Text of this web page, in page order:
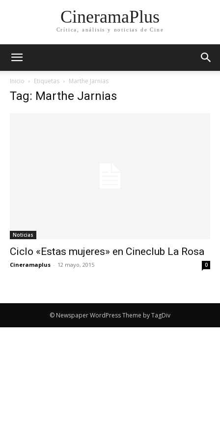
CineramaPlus
Crítica, análisis y noticias de Cine
Inicio Etiquetas Marthe Jarnias
Tag: Marthe Jarnias
Noticias
Ciclo «Estas mujeres» en Cineclub La Rosa
Cineramaplus - 12 mayo, 2015 0
© Newspaper WordPress Theme by TagDiv